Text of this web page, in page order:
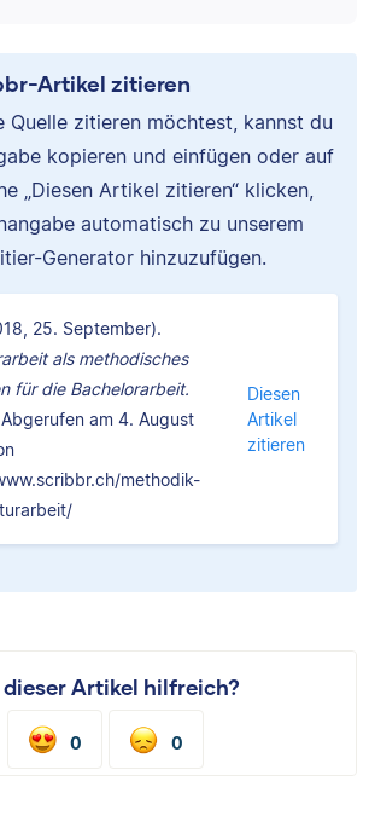
Artikel zitieren
Quelle zitieren möchtest, kannst du
kopieren und einfügen oder auf
„Diesen Artikel zitieren“ klicken,
automatisch zu unserem
Generator hinzuzufügen.
25. September).
als methodisches
für die Bachelorarbeit.
am 4. August
methodik-
Diesen
Artikel
zitieren
dieser Artikel hilfreich?
0 0